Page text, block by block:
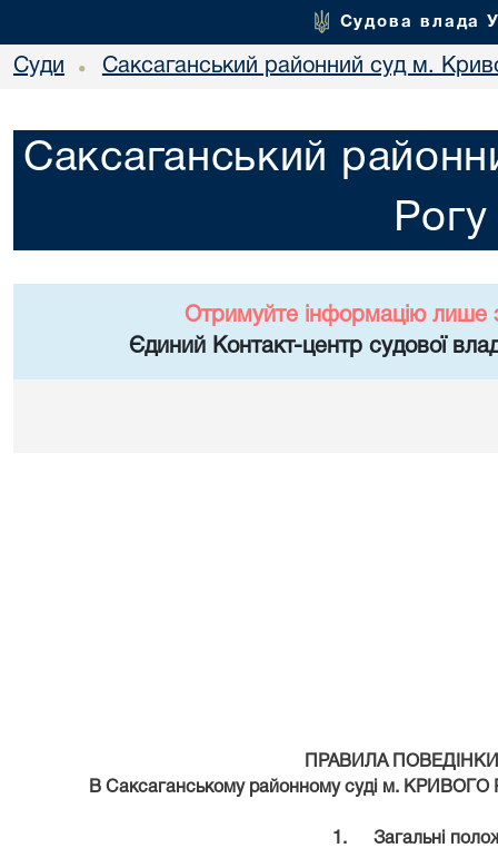
Судова влада
Суди • Саксаганський районний суд м.
Саксаганський
Рогу
Отримуйте інформацію лише
Єдиний Контакт-центр судової
ПРАВИЛА
В Саксаганському районному суді
м . КРИВОГО
1.
Загальні